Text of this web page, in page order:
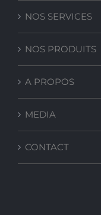
NOS SERVICES
NOS PRODUITS
A PROPOS
MEDIA
CONTACT